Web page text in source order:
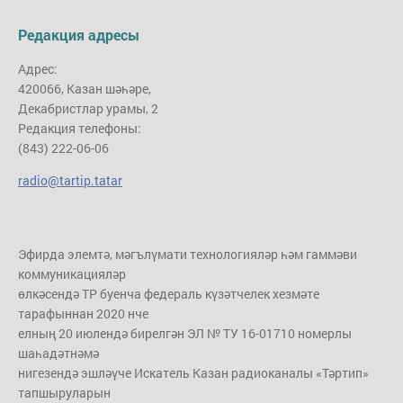
Редакция адресы
Адрес:
420066, Казан шәһәре,
Декабристлар урамы, 2
Редакция телефоны:
(843) 222-06-06
radio@tartip.tatar
Эфирда элемтә, мәгълүмати технологияләр һәм гаммәви
коммуникацияләр
өлкәсендә ТР буенча федераль күзәтчелек хезмәте
тарафыннан 2020 нче
елның 20 июлендә бирелгән ЭЛ № ТУ 16-01710 номерлы
шаһадәтнәмә
нигезендә эшләүче Искатель Казан радиоканалы «Тәртип»
тапшыруларын